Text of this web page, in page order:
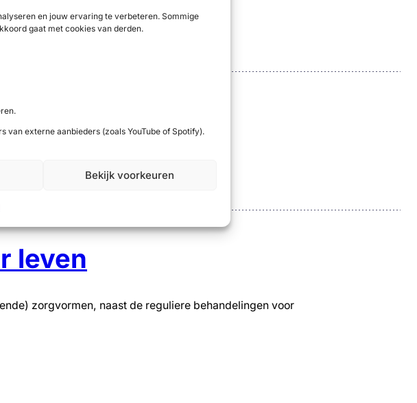
en jouw ervaring te verbeteren. Sommige
gaat met cookies van derden.
van externe aanbieders (zoals YouTube of Spotify).
Bekijk voorkeuren
leven
zorgvormen, naast de reguliere behandelingen voor